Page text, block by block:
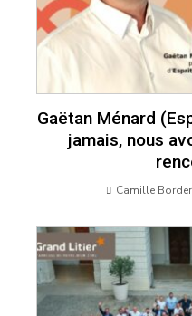
Gaëtan Ménard
jamais, nous
Camille